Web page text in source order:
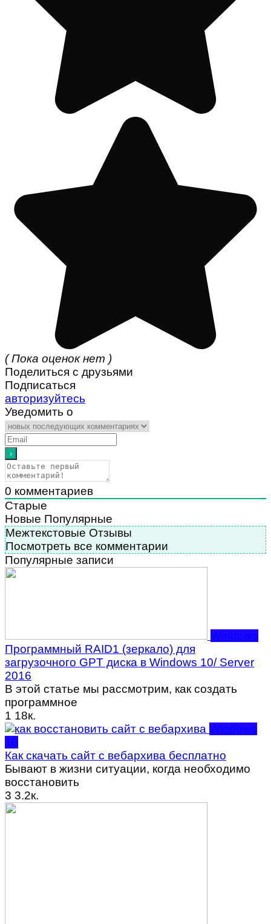
( Пока оценок нет )
Поделиться с друзьями
Подписаться
авторизуйтесь
Уведомить о
0 комментариев
Старые
Новые Популярные
Межтекстовые Отзывы
Посмотреть все комментарии
Популярные записи
Windows
Программный RAID1 (зеркало) для
загрузочного GPT диска в Windows 10/ Server
2016
В этой статье мы рассмотрим, как создать
программное
1 18к.
Windows
10
Как скачать сайт с вебархива бесплатно
Бывают в жизни ситуации, когда необходимо
восстановить
3 3.2к.